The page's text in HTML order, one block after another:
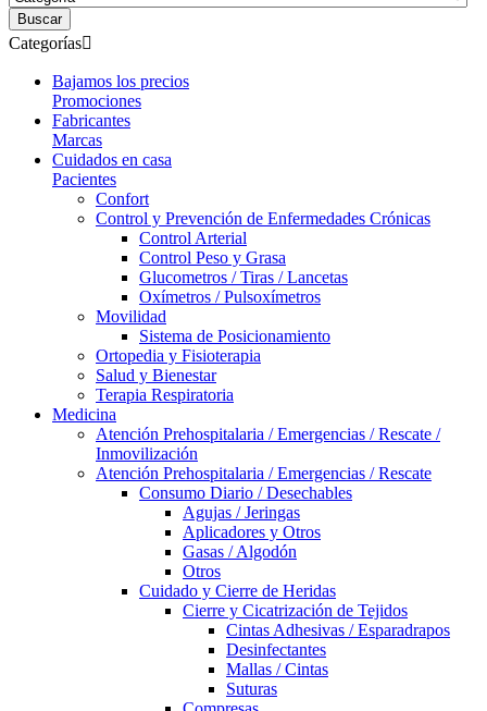
Buscar
Categorías
Bajamos los precios
Promociones
Fabricantes
Marcas
Cuidados en casa
Pacientes
Confort
Control y Prevención de Enfermedades Crónicas
Control Arterial
Control Peso y Grasa
Glucometros / Tiras / Lancetas
Oxímetros / Pulsoxímetros
Movilidad
Sistema de Posicionamiento
Ortopedia y Fisioterapia
Salud y Bienestar
Terapia Respiratoria
Medicina
Atención Prehospitalaria / Emergencias / Rescate /
Inmovilización
Atención Prehospitalaria / Emergencias / Rescate
Consumo Diario / Desechables
Agujas / Jeringas
Aplicadores y Otros
Gasas / Algodón
Otros
Cuidado y Cierre de Heridas
Cierre y Cicatrización de Tejidos
Cintas Adhesivas / Esparadrapos
Desinfectantes
Mallas / Cintas
Suturas